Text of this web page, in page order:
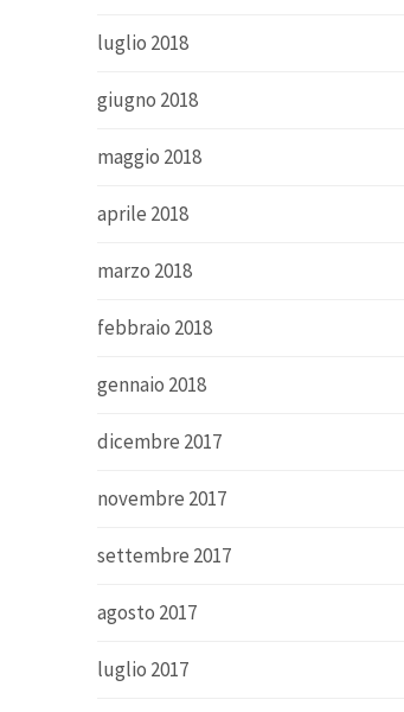
luglio 2018
giugno 2018
maggio 2018
aprile 2018
marzo 2018
febbraio 2018
gennaio 2018
dicembre 2017
novembre 2017
settembre 2017
agosto 2017
luglio 2017